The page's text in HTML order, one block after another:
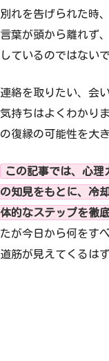
別れを告げられた時
言葉が頭から離れず
しているのではない
連絡を取りたい、会
気持ちはよくわかり
の復縁の可能性を大
この記事では、心
の知見をもとに、冷
体的なステップを徹
たが今日から何をす
道筋が見えてくるはず